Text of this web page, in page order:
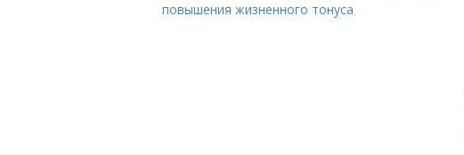
повышения жизненного тонуса